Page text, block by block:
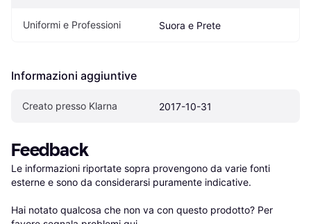
Uniformi e Professioni Suora e Prete
Informazioni aggiuntive
Creato presso Klarna 2017-10-31
Feedback
Le informazioni riportate sopra provengono da varie fonti
esterne e sono da considerarsi puramente indicative.
Hai notato qualcosa che non va con questo prodotto? Per